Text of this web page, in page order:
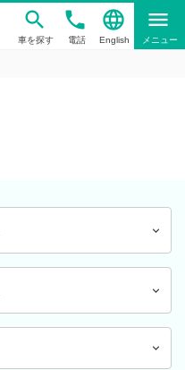
車を探す
phone
電話
language
English
menu
メニュー